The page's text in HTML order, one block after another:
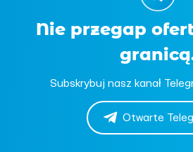
Nie przegap
Subskrybuj nasz kanał
Otwarte